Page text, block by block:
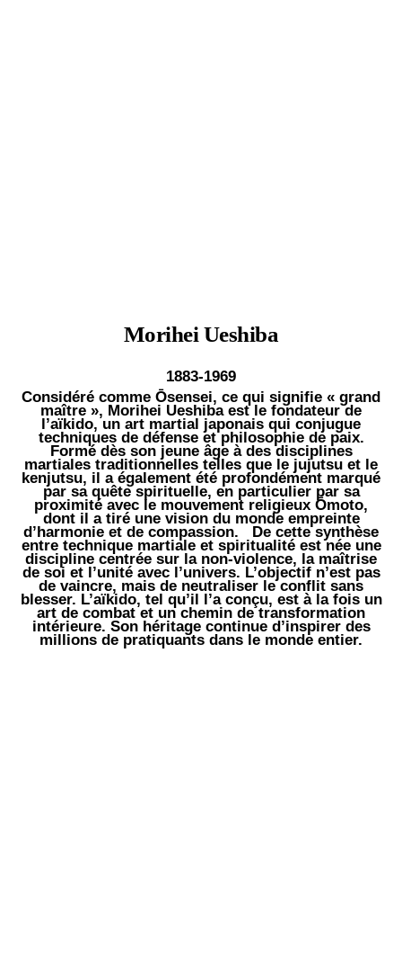
Morihei Ueshiba
1883-1969
Considéré comme Ōsensei, ce qui signifie « grand
maître », Morihei Ueshiba est le fondateur de
l’aïkido, un art martial japonais qui conjugue
techniques de défense et philosophie de paix.
Formé dès son jeune âge à des disciplines
martiales traditionnelles telles que le jujutsu et le
kenjutsu, il a également été profondément marqué
par sa quête spirituelle, en particulier par sa
proximité avec le mouvement religieux Ōmoto,
dont il a tiré une vision du monde empreinte
d’harmonie et de compassion. De cette synthèse
entre technique martiale et spiritualité est née une
discipline centrée sur la non-violence, la maîtrise
de soi et l’unité avec l’univers. L’objectif n’est pas
de vaincre, mais de neutraliser le conflit sans
blesser. L’aïkido, tel qu’il l’a conçu, est à la fois un
art de combat et un chemin de transformation
intérieure. Son héritage continue d’inspirer des
millions de pratiquants dans le monde entier.